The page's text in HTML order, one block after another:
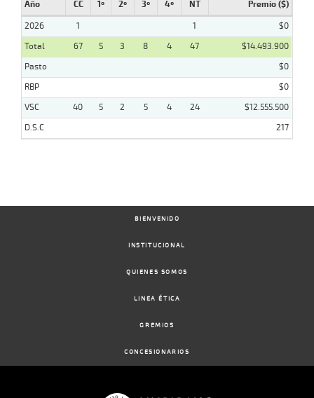
Año CC 1º 2º 3º 4º NT Premio ($)
2026 1 1
$0
Total
67 5 3 8 4 47
$14.493.900
Pasto
$0
RBP
$0
VSC
40 5 2 5 4 24
$12.555.500
D.S.C
217
BIENVENIDO
INSTITUCIONAL
QUIENES SOMOS
LINEA ÉTICA
GREMIOS
CONCESIONARIOS